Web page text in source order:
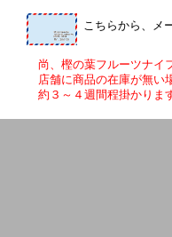
こちらから、メ
尚、樫の葉フルーツナイ
店舗に商品の在庫が無い
約３～４週間程掛かりま